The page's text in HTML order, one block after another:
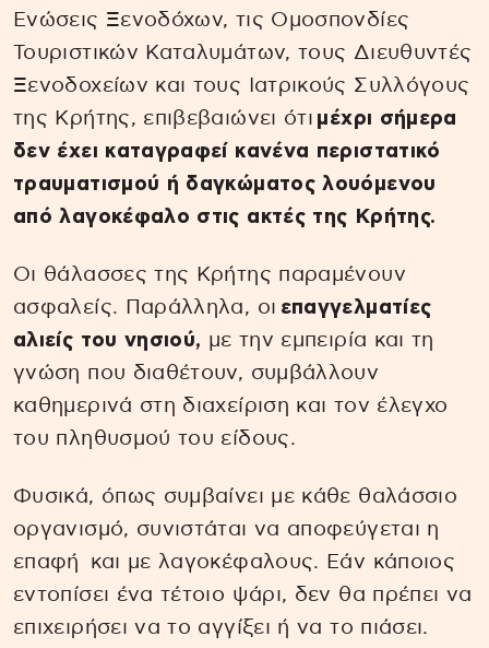
Ενώσεις Ξενοδόχων, τις Ομοσπονδίες
Τουριστικών Καταλυμάτων, τους Διευθυντές
Ξενοδοχείων και τους Ιατρικούς Συλλόγους
της Κρήτης, επιβεβαιώνει ότι μέχρι σήμερα
δεν έχει καταγραφεί κανένα περιστατικό
τραυματισμού ή δαγκώματος λουόμενου
από λαγοκέφαλο στις ακτές της Κρήτης.
Οι θάλασσες της Κρήτης παραμένουν
ασφαλείς. Παράλληλα, οι επαγγελματίες
αλιείς του νησιού, με την εμπειρία και τη
γνώση που διαθέτουν, συμβάλλουν
καθημερινά στη διαχείριση και τον έλεγχο
του πληθυσμού του είδους.
Φυσικά, όπως συμβαίνει με κάθε θαλάσσιο
οργανισμό, συνιστάται να αποφεύγεται η
επαφή και με λαγοκέφαλους. Εάν κάποιος
εντοπίσει ένα τέτοιο ψάρι, δεν θα πρέπει να
επιχειρήσει να το αγγίξει ή να το πιάσει.